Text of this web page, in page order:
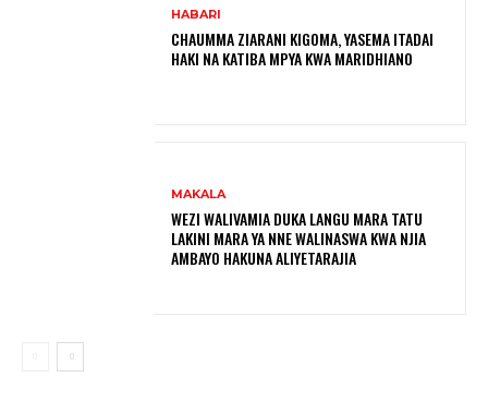
HABARI
CHAUMMA ZIARANI KIGOMA, YASEMA ITADAI
HAKI NA KATIBA MPYA KWA MARIDHIANO
MAKALA
WEZI WALIVAMIA DUKA LANGU MARA TATU
LAKINI MARA YA NNE WALINASWA KWA NJIA
AMBAYO HAKUNA ALIYETARAJIA